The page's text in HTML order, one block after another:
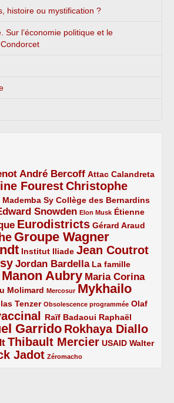
histoire ou mystification ?
Sur l’économie politique et le
André Bercoff Attac Calandreta
FourestChristophe
Sy Collège des Bernardins
Snowden Elon Musk Étienne
Eurodistricts Gérard Araud
Groupe Wagner
Institut Iliade Jean Coutrot
Jordan Bardella La famille
Manon Aubry Maria Corina
Molimard Mercosur Mykhailo
Tenzer Obsolescence programmée Olaf
Raïf Badaoui Raphaël
Garrido Rokhaya Diallo
Thibault Mercier USAID Walter
Jadot Zéromacho